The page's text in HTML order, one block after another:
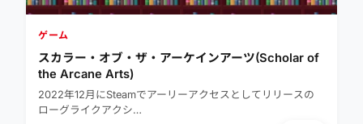
ゲーム
スカラー・オブ・ザ・アーケインアーツ(Scholar of
the Arcane Arts)
2022年12月にSteamでアーリーアクセスとしてリリースの
ローグライクアクシ…